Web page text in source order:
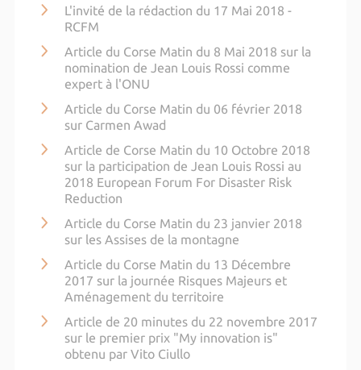
L'invité de la rédaction du 17 Mai 2018 -
RCFM
Article du Corse Matin du 8 Mai 2018 sur la
nomination de Jean Louis Rossi comme
expert à l'ONU
Article du Corse Matin du 06 février 2018
sur Carmen Awad
Article de Corse Matin du 10 Octobre 2018
sur la participation de Jean Louis Rossi au
2018 European Forum For Disaster Risk
Reduction
Article du Corse Matin du 23 janvier 2018
sur les Assises de la montagne
Article du Corse Matin du 13 Décembre
2017 sur la journée Risques Majeurs et
Aménagement du territoire
Article de 20 minutes du 22 novembre 2017
sur le premier prix "My innovation is"
obtenu par Vito Ciullo